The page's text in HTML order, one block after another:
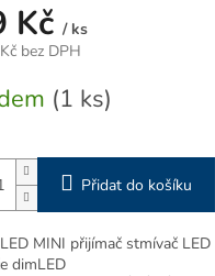
Kč / ks
bez DPH
(1 ks)
Přidat do košíku
MINI přijímač stmívač
dimLED